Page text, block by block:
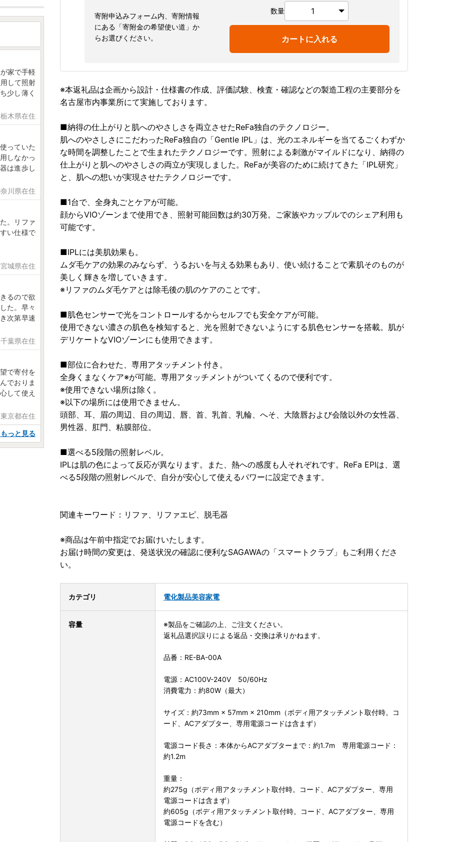
寄附申込みフォーム内、寄附情報
にある「寄附金の希望使い道」か
らお選びください。
数量
カートに入れる
※本返礼品は企画から設計・仕様書の作成、評価試験、検査・確認などの製造工程の主要部分を
名古屋市内事業所にて実施しております。
■納得の仕上がりと肌へのやさしさを両立させたReFa独自のテクノロジー。
肌へのやさしさにこだわったReFa独自の「Gentle IPL」は、光のエネルギーを当てるごくわずか
な時間を調整したことで生まれたテクノロジーです。照射による刺激がマイルドになり、納得の
仕上がりと肌へのやさしさの両立が実現しました。ReFaが美容のために続けてきた「IPL研究」
と、肌への想いが実現させたテクノロジーです。
■1台で、全身丸ごとケアが可能。
顔からVIOゾーンまで使用でき、照射可能回数は約30万発。ご家族やカップルでのシェア利用も
可能です。
■IPLには美肌効果も。
ムダ毛ケアの効果のみならず、うるおいを与える効果もあり、使い続けることで素肌そのものが
美しく輝きを増していきます。
※リファのムダ毛ケアとは除毛後の肌のケアのことです。
■肌色センサーで光をコントロールするからセルフでも安全ケアが可能。
使用できない濃さの肌色を検知すると、光を照射できないようにする肌色センサーを搭載。肌が
デリケートなVIOゾーンにも使用できます。
■部位に合わせた、専用アタッチメント付き。
全身くまなくケア※が可能。専用アタッチメントがついてくるので便利です。
※使用できない場所は除く。
※以下の場所には使用できません。
頭部、耳、眉の周辺、目の周辺、唇、首、乳首、乳輪、へそ、大陰唇および会陰以外の女性器、
男性器、肛門、粘膜部位。
■選べる5段階の照射レベル。
IPLは肌の色によって反応が異なります。また、熱への感度も人それぞれです。ReFa EPIは、選
べる5段階の照射レベルで、自分が安心して使えるパワーに設定できます。
関連キーワード：リファ、リファエピ、脱毛器
※商品は午前中指定でお届けいたします。
お届け時間の変更は、発送状況の確認に便利なSAGAWAの「スマートクラブ」もご利用くださ
い。
カテゴリ 電化製品美容家電
容量
※製品をご確認の上、ご注文ください。
返礼品選択誤りによる返品・交換は承りかねます。
品番：RE-BA-00A
電源：AC100V-240V 50/60Hz
消費電力：約80W（最大）
サイズ：約73mm × 57mm × 210mm（ボディ用アタッチメント取付時。コ
ード、ACアダプター、専用電源コードは含まず）
電源コード長さ：本体からACアダプターまで：約1.7m 専用電源コード：
約1.2m
重量：
約275g（ボディ用アタッチメント取付時。コード、ACアダプター、専用
電源コードは含まず）
約605g（ボディ用アタッチメント取付時。コード、ACアダプター、専用
電源コードを含む）
家で手軽
して照射
少し薄く
木県在住
っていた
しなかっ
は進歩し
川県在住
。リファ
い仕様で
城県在住
るので欲
た。早々
次第早速
葉県在住
で寄付を
でおりま
して使え
京都在住
っと見る